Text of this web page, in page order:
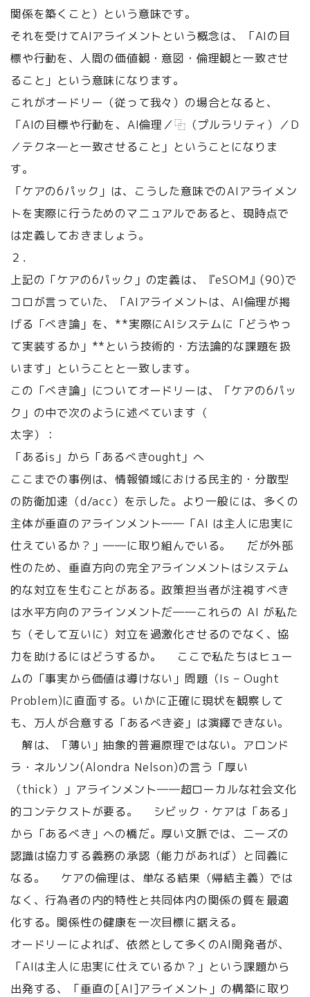
関係を築くこと）という意味です。
それを受けてAIアライメントという概念は、「AIの目
標や行動を、人間の価値観・意図・倫理観と一致させ
ること」という意味になります。
これがオードリー（従って我々）の場合となると、
「AIの目標や行動を、AI倫理／⿻（プルラリティ）／D
／テクネ―と一致させること」ということになりま
す。
「ケアの6パック」は、こうした意味でのAIアライメン
トを実際に行うためのマニュアルであると、現時点で
は定義しておきましょう。
２．
上記の「ケアの6パック」の定義は、『eSOM』(90)で
コロが言っていた、「AIアライメントは、AI倫理が掲
げる「べき論」を、**実際にAIシステムに「どうやっ
て実装するか」**という技術的・方法論的な課題を扱
います」ということと一致します。
この「べき論」についてオードリーは、「ケアの6パッ
ク」の中で次のように述べています（
太字）：
「あるis」から「あるべきought」へ
ここまでの事例は、情報領域における民主的・分散型
の防衛加速（d/acc）を示した。より一般には、多くの
主体が垂直のアラインメント――「AI は主人に忠実に
仕えているか？」――に取り組んでいる。 だが外部
性のため、垂直方向の完全アラインメントはシステム
的な対立を生むことがある。政策担当者が注視すべき
は水平方向のアラインメントだ――これらの AI が私た
ち（そして互いに）対立を過激化させるのでなく、協
力を助けるにはどうするか。 ここで私たちはヒュー
ムの「事実から価値は導けない」問題（Is – Ought
Problem)に直面する。いかに正確に現状を観察して
も、万人が合意する「あるべき姿」は演繹できない。
解は、「薄い」抽象的普遍原理ではない。アロンド
ラ・ネルソン(Alondra Nelson)の言う「厚い
（thick）」アラインメント――超ローカルな社会文化
的コンテクストが要る。 シビック・ケアは「ある」
から「あるべき」への橋だ。厚い文脈では、ニーズの
認識は協力する義務の承認（能力があれば）と同義に
なる。 ケアの倫理は、単なる結果（帰結主義）では
なく、行為者の内的特性と共同体内の関係の質を最適
化する。関係性の健康を一次目標に据える。
オードリーによれば、依然として多くのAI開発者が、
「AIは主人に忠実に仕えているか？」という課題から
出発する、「垂直の[AI]アライメント」の構築に取り